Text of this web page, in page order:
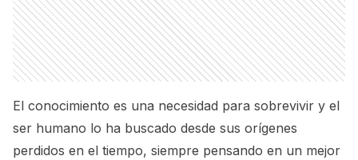
El conocimiento es una necesidad para sobrevivir y el
ser humano lo ha buscado desde sus orígenes
perdidos en el tiempo, siempre pensando en un mejor